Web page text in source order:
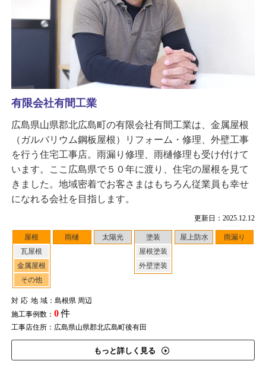
更新日：2025.12.12
屋根
瓦屋根
金属屋根
その他
雨樋 太陽光
塗装
屋根塗装
外壁塗装
屋上防水 雨漏り
対応地域：島根県 周辺
施工事例数： 0件
工事店住所：広島県山県郡北広島町後有田
もっと詳しく見る
有限会社有間工業
広島県山県郡北広島町の有限会社有間工業は、金属屋根
（ガルバリウム鋼板屋根）リフォーム・修理、外壁工事
を行う住宅工事店。雨漏り修理、雨樋修理も受け付けて
います。ここ広島県で５０年に渡り、住宅の屋根を見て
きました。地域密着でお客さまはもちろん従業員も幸せ
になれる会社を目指します。